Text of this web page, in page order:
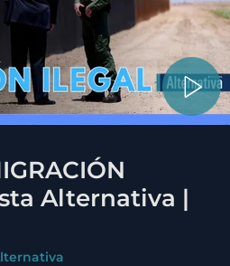
Alternativa |